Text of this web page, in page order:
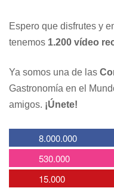
Espero que disfrutes y
tenemos 1.200 vídeo
Ya somos una de las
Gastronomía en el
amigos. ¡Únete!
8.000.000
530.000
15.000